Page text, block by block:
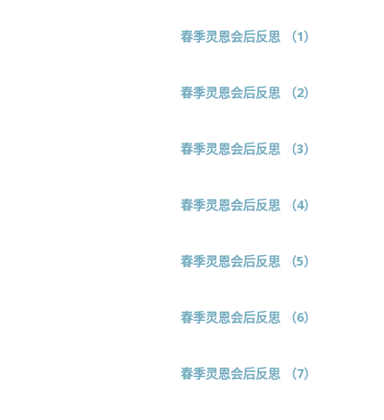
春季灵恩会后反思 （1）
春季灵恩会后反思 （2）
春季灵恩会后反思 （3）
春季灵恩会后反思 （4）
春季灵恩会后反思 （5）
春季灵恩会后反思 （6）
春季灵恩会后反思 （7）